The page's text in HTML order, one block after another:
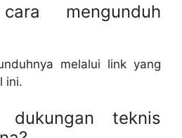
mengunduh
melalui link yang
ini.
dukungan teknis